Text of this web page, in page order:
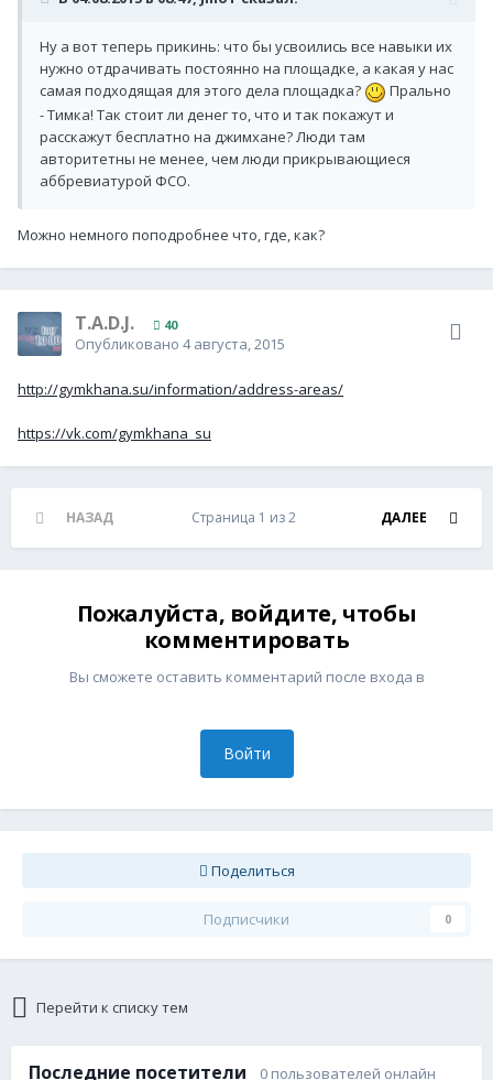
Ну а вот теперь прикинь: что бы усвоились все навыки их
нужно отдрачивать постоянно на площадке, а какая у нас
самая подходящая для этого дела площадка?
Прально
- Тимка! Так стоит ли денег то, что и так покажут и
расскажут бесплатно на джимхане? Люди там
авторитетны не менее, чем люди прикрывающиеся
аббревиатурой ФСО.
Можно немного поподробнее что, где, как?
T.A.D.J. 40
Опубликовано 4 августа, 2015
http://gymkhana.su/information/address-areas/
https://vk.com/gymkhana_su
НАЗАД ДАЛЕЕ
Страница 1 из 2
Пожалуйста, войдите, чтобы
комментировать
Вы сможете оставить комментарий после входа в
Войти
Поделиться
Подписчики 0
Перейти к списку тем
Последние посетители 0 пользователей онлайн